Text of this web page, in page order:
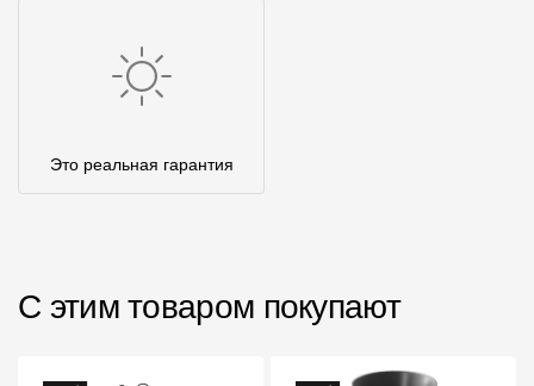
Это реальная гарантия
С этим товаром покупают